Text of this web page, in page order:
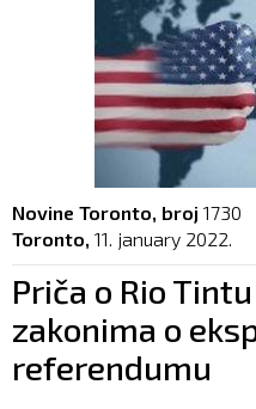
Novine Toronto, broj 1730
Toronto, 11. january 2022.
Priča o Rio
zakonima o
referendumu